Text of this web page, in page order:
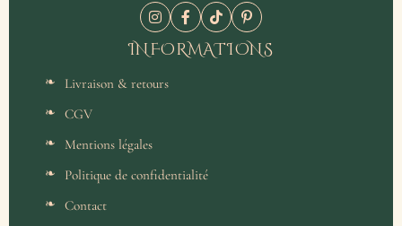
INFORMATIONS
Livraison & retours
CGV
Mentions légales
Politique de confidentialité
Contact